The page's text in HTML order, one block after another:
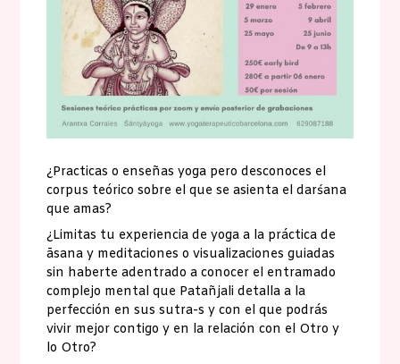
¿Practicas o enseñas yoga pero desconoces el
corpus teórico sobre el que se asienta el darśana
que amas?
¿Limitas tu experiencia de yoga a la práctica de
āsana y meditaciones o visualizaciones guiadas
sin haberte adentrado a conocer el entramado
complejo mental que Patañjali detalla a la
perfección en sus sutra-s y con el que podrás
vivir mejor contigo y en la relación con el Otro y
lo Otro?